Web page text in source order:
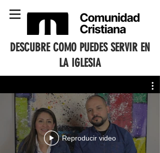
DESCUBRE COMO PUEDES SERVIR EN
LA IGLESIA
Reproducir video